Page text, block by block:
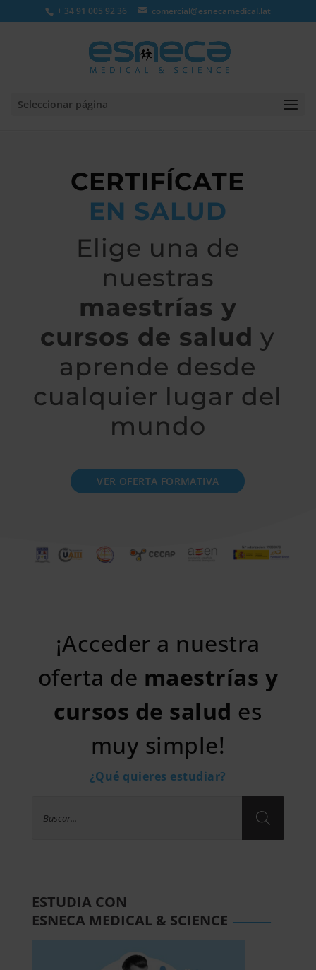
+ 34 91 005 92 36 comercial@esnecamedical.lat
Seleccionar página
CERTIFÍCATE
EN SALUD
Elige una de
nuestras
maestrías y
cursos de salud y
aprende desde
cualquier lugar del
mundo
VER OFERTA FORMATIVA
¡Acceder a nuestra
oferta de maestrías y
cursos de salud es
muy simple!
¿Qué quieres estudiar?
productos
ESTUDIA CON
ESNECA MEDICAL & SCIENCE